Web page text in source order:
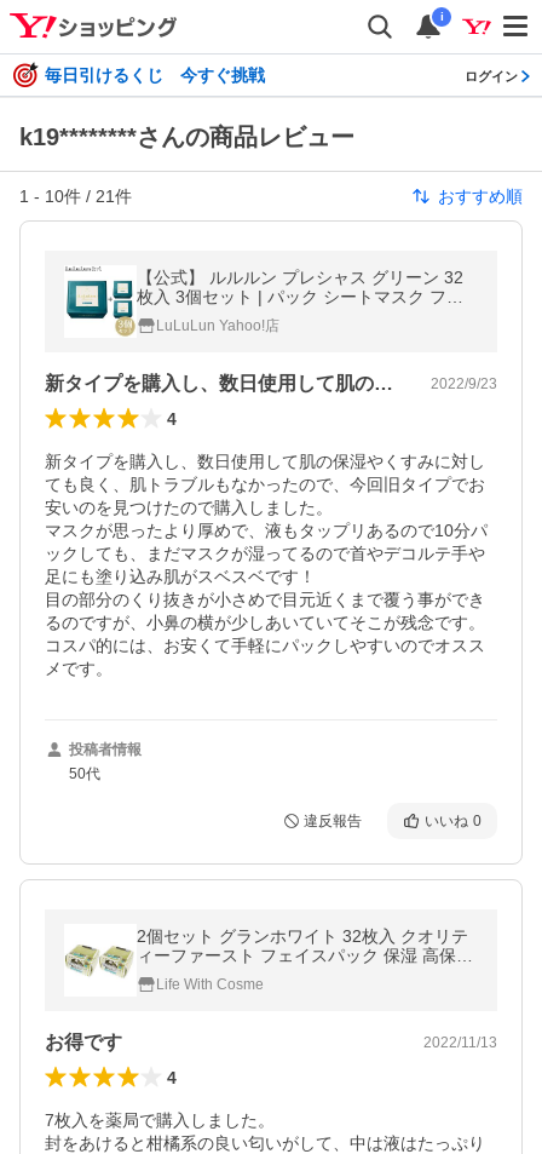
i
毎日引けるくじ 今すぐ挑戦 ログイン
k19********さんの商品レビュー
1 - 10件 / 21件 おすすめ順
【公式】 ルルルン プレシャス グリーン 32
枚入 3個セット | パック シートマスク フェ
イスパック フェイスマスク シートパック
(旧品アウトレット) Lululun
LuLuLun Yahoo!店
新タイプを購入し、数日使用して肌の保湿… 2022/9/23
4
新タイプを購入し、数日使用して肌の保湿やくすみに対し
ても良く、肌トラブルもなかったので、今回旧タイプでお
安いのを見つけたので購入しました。
マスクが思ったより厚めで、液もタップリあるので10分パ
ックしても、まだマスクが湿ってるので首やデコルテ手や
足にも塗り込み肌がスベスベです！
目の部分のくり抜きが小さめで目元近くまで覆う事ができ
るのですが、小鼻の横が少しあいていてそこが残念です。
コスパ的には、お安くて手軽にパックしやすいのでオスス
メです。
投稿者情報
50代
違反報告 いいね 0
2個セット グランホワイト 32枚入 クオリテ
ィーファースト フェイスパック 保湿 高保湿
エイジングケア 毛穴 乾燥
Life With Cosme
お得です 2022/11/13
4
7枚入を薬局で購入しました。
封をあけると柑橘系の良い匂いがして、中は液はたっぷり